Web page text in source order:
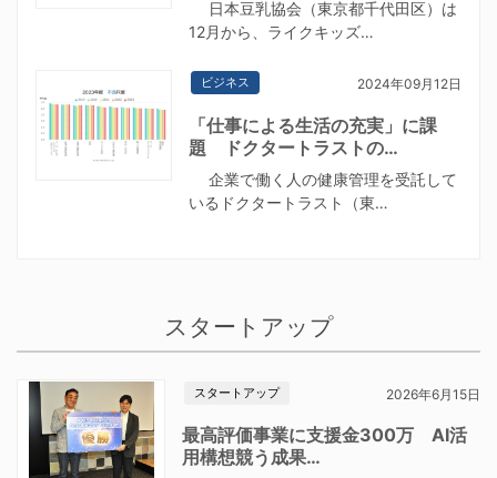
日本豆乳協会（東京都千代田区）は
12月から、ライクキッズ…
ビジネス 2024年09月12日
「仕事による生活の充実」に課
題 ドクタートラストの…
企業で働く人の健康管理を受託して
いるドクタートラスト（東…
スタートアップ
スタートアップ 2026年6月15日
最高評価事業に支援金300万 AI活
用構想競う成果…